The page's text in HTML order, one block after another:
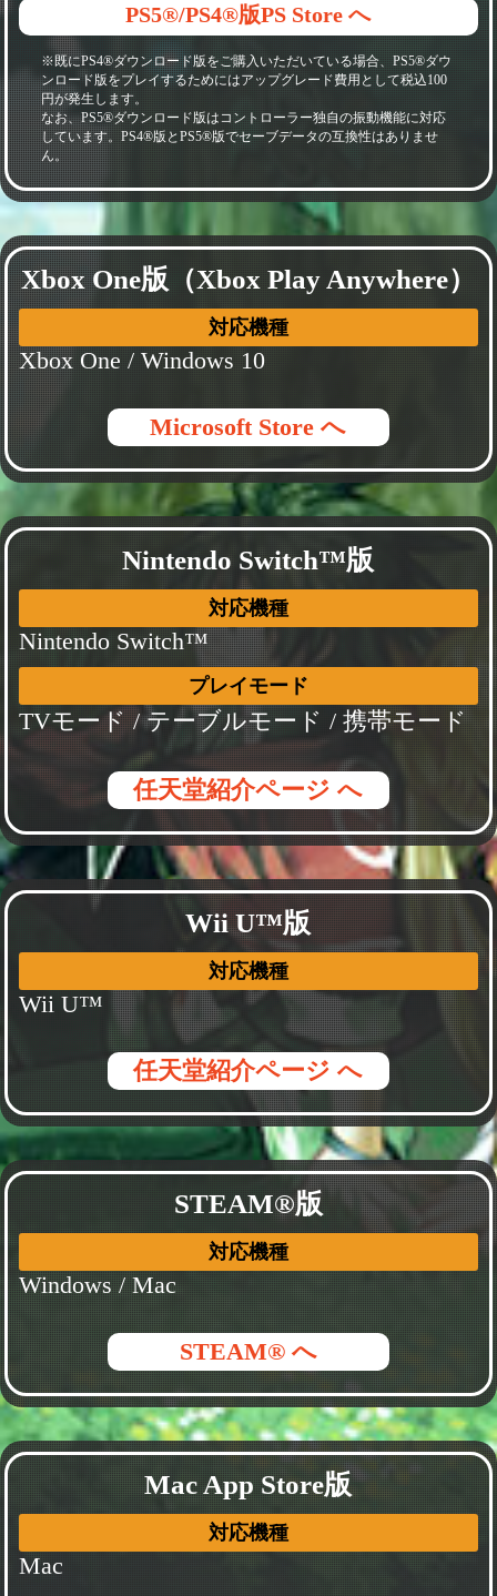
PS5®/PS4®版PS Store へ
※既にPS4®ダウンロード版をご購入いただいている場合、PS5®ダウ
ンロード版をプレイするためにはアップグレード費用として税込100
円が発生します。
なお、PS5®ダウンロード版はコントローラー独自の振動機能に対応
しています。PS4®版とPS5®版でセーブデータの互換性はありませ
ん。
Xbox One版（Xbox Play Anywhere）
対応機種
Xbox One / Windows 10
Microsoft Store へ
Nintendo Switch™版
対応機種
Nintendo Switch™
プレイモード
TVモード / テーブルモード / 携帯モード
任天堂紹介ページ へ
Wii U™版
対応機種
Wii U™
任天堂紹介ページ へ
STEAM®版
対応機種
Windows / Mac
STEAM® へ
Mac App Store版
対応機種
Mac